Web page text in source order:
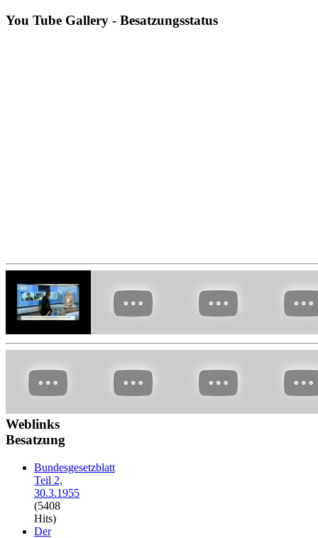
You Tube Gallery - Besatzungsstatus
Weblinks
Besatzung
Bundesgesetzblatt
Teil 2,
30.3.1955
(5408
Hits)
Der